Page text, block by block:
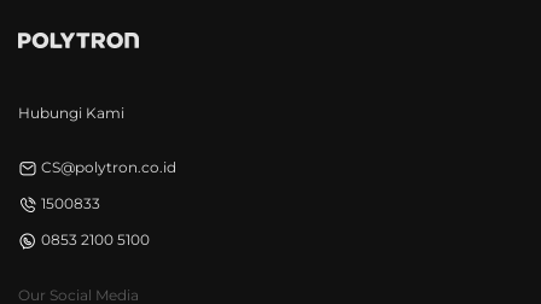
Hubungi Kami
CS@polytron.co.id
1500833
0853 2100 5100
Our Social Media